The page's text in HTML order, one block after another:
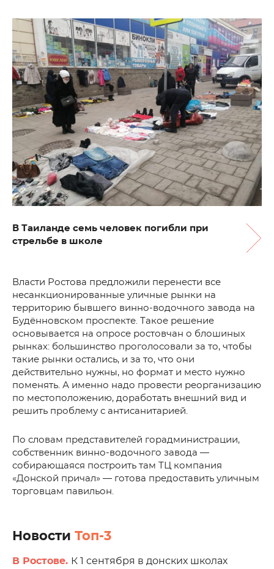
В Таиланде семь человек погибли при
стрельбе в школе
Власти Ростова предложили перенести все
несанкционированные уличные рынки на
территорию бывшего винно-водочного завода на
Будённовском проспекте. Такое решение
основывается на опросе ростовчан о блошиных
рынках: большинство проголосовали за то, чтобы
такие рынки остались, и за то, что они
действительно нужны, но формат и место нужно
поменять. А именно надо провести реорганизацию
по местоположению, доработать внешний вид и
решить проблему с антисанитарией.
По словам представителей горадминистрации,
собственник винно-водочного завода —
собирающаяся построить там ТЦ компания
«Донской причал» — готова предоставить уличным
торговцам павильон.
Новости Топ-3
В Ростове. К 1 сентября в донских школах